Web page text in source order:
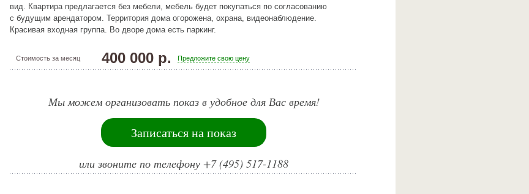
вид. Квартира предлагается без мебели, мебель будет покупаться по согласованию
с будущим арендатором. Территория дома огорожена, охрана, видеонаблюдение.
Красивая входная группа. Во дворе дома есть паркинг.
Стоимость за месяц 400 000 р. Предложите свою цену
Мы можем организовать показ в удобное для Вас время!
Записаться на показ
или звоните по телефону +7 (495) 517-1188